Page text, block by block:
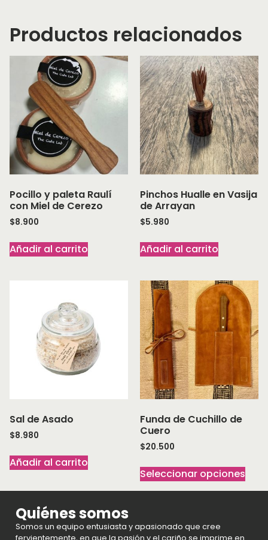
Productos relacionados
Pocillo y paleta Raulí
con Miel de Cerezo
$8.900
Añadir al carrito
Pinchos Hualle en Vasija
de Arrayan
$5.980
Añadir al carrito
Sal de Asado
$8.980
Añadir al carrito
Funda de Cuchillo de
Cuero
$20.500
Seleccionar opciones
Quiénes somos
Somos un equipo entusiasta y apasionado que cree
fervientemente, en que la pasión y el cariño se imprime en